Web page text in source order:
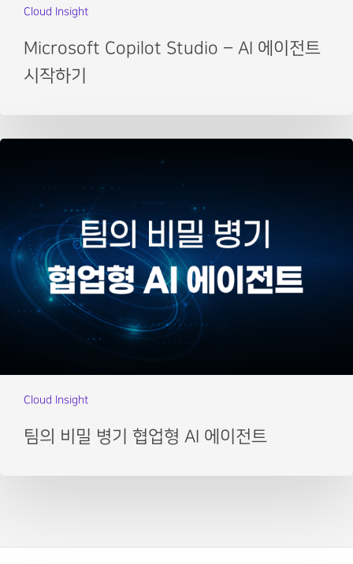
Cloud Insight
Microsoft Copilot Studio – AI 에이전트
시작하기
Cloud Insight
팀의 비밀 병기 협업형 AI 에이전트